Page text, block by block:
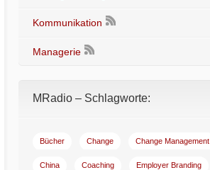
Kommunikation
Managerie
MRadio – Schlagworte:
Bücher Change Change Management
China Coaching Employer Branding